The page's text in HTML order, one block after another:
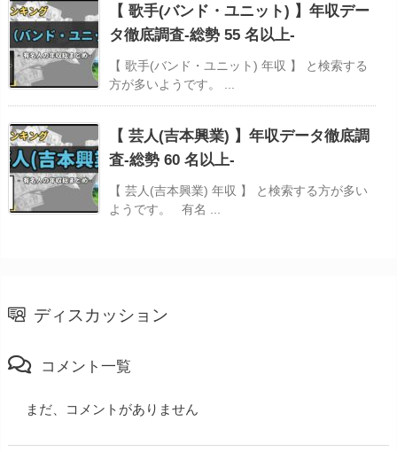
【 歌手(バンド・ユニット) 】年収デー
タ徹底調査-総勢 55 名以上-
【 歌手(バンド・ユニット) 年収 】 と検索する
方が多いようです。 ...
【 芸人(吉本興業) 】年収データ徹底調
査-総勢 60 名以上-
【 芸人(吉本興業) 年収 】 と検索する方が多い
ようです。 有名 ...
ディスカッション
コメント一覧
まだ、コメントがありません